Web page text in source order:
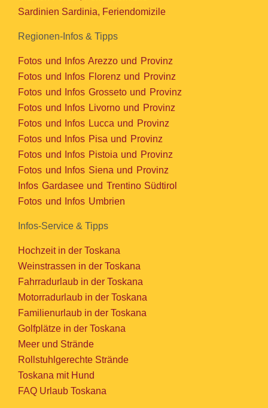
Sardinien Sardinia, Feriendomizile
Regionen-Infos & Tipps
Fotos und Infos Arezzo und Provinz
Fotos und Infos Florenz und Provinz
Fotos und Infos Grosseto und Provinz
Fotos und Infos Livorno und Provinz
Fotos und Infos Lucca und Provinz
Fotos und Infos Pisa und Provinz
Fotos und Infos Pistoia und Provinz
Fotos und Infos Siena und Provinz
Infos Gardasee und Trentino Südtirol
Fotos und Infos Umbrien
Infos-Service & Tipps
Hochzeit in der Toskana
Weinstrassen in der Toskana
Fahrradurlaub in der Toskana
Motorradurlaub in der Toskana
Familienurlaub in der Toskana
Golfplätze in der Toskana
Meer und Strände
Rollstuhlgerechte Strände
Toskana mit Hund
FAQ Urlaub Toskana